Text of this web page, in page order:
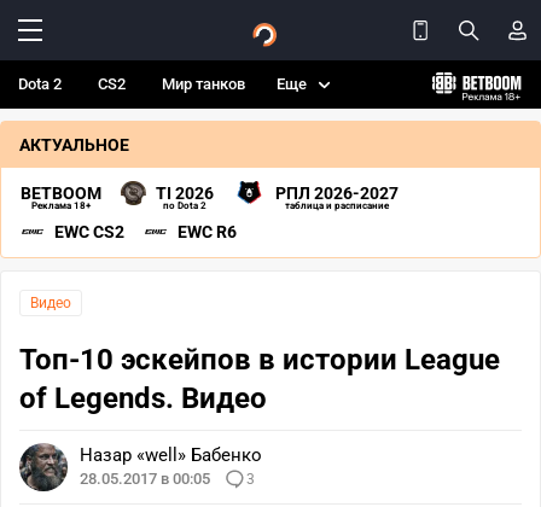
Dota 2 CS2 Мир танков Еще
АКТУАЛЬНОЕ
BETBOOM
Реклама 18+
TI 2026
по Dota 2
РПЛ 2026-2027
таблица и расписание
EWC CS2 EWC R6
Видео
Топ-10 эскейпов в истории League
of Legends. Видео
Назар «well» Бабенко
28.05.2017 в 00:05 3